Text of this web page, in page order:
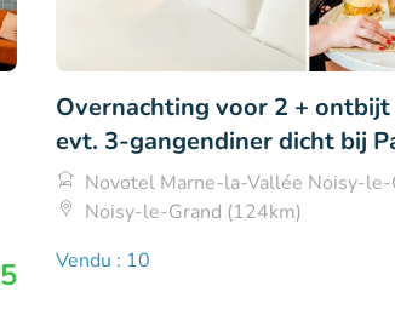
Overnachting voor 2 + ontbijt
evt. 3-gangendiner dicht bij
Novotel Marne-la-Vallée Noisy-le-
Noisy-le-Grand (124km)
Vendu : 10